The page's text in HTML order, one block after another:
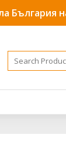
България